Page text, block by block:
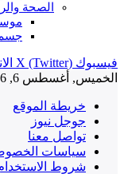
الصحة
جسم
فيسبوك X (Twitter)
الخميس, أغسطس 6, 2026
خريطة الموقع
جوجل نيوز
تواصل معنا
سياسات
شروط الاستخدام